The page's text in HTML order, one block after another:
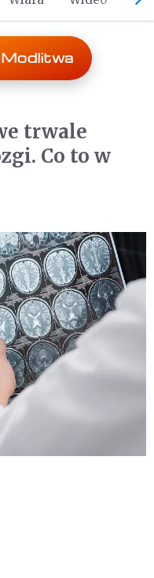
Modlitwa
trwale
Co to w